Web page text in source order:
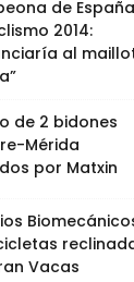
de España
2014:
al
de 2 bidones
Mérida
por Matxin
Vacas